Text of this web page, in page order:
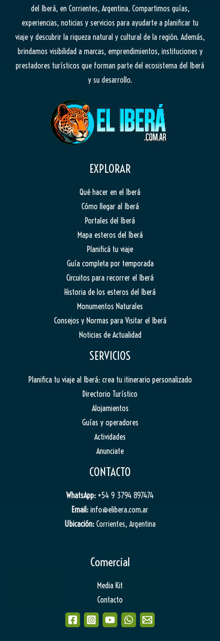
del Iberá, en Corrientes, Argentina. Compartimos guías,
experiencias, noticias y servicios para ayudarte a planificar tu
viaje y descubrir la riqueza natural y cultural de la región. Además,
brindamos visibilidad a marcas, emprendimientos, instituciones y
prestadores turísticos que forman parte del ecosistema del Iberá
y su desarrollo.
EXPLORAR
Qué hacer en el Iberá
Cómo llegar al Iberá
Portales del Iberá
Mapa esteros del Iberá
Planificá tu viaje
Guía completa por temporada
Circuitos para recorrer el Iberá
Historia de los esteros del Iberá
Monumentos Naturales
Consejos y Normas para Visitar el Iberá
Noticias de Actualidad
SERVICIOS
Planifica tu viaje al Iberá: crea tu itinerario personalizado
Directorio Turístico
Alojamientos
Guías y operadores
Actividades
Anunciate
CONTACTO
WhatsApp: +54 9 3794 897474
Email: info@elibera.com.ar
Ubicación: Corrientes, Argentina
Comercial
Media Kit
Contacto